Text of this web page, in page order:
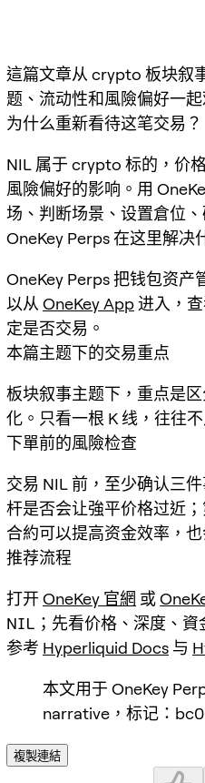
這篇文章从 crypto 板块叙
题、流动性和風險偏好一起
为什么重新看待这笔交易？
NIL 属于 crypto 标的，价
風險偏好的影响。用
场、判断场景、设置倉位
OneKey Perps 在这里解决
OneKey Perps 把钱包资产
以从 OneKey App进入，
定是否交易。
本篇主题下的交易重点
板块叙事主题下，重点是
化。只看一根 K 线，往往
下單前的風險检查
交易 NIL 前，至少确认三
杆是否会让強平价格过近
合約可以提高资金效率，也
推荐流程
打开 OneKey 官網 或
NIL ；先看价格、深度、
参考 Hyperliquid Docs 与
本文用于 OneKey
narrative，标记：
複製連結